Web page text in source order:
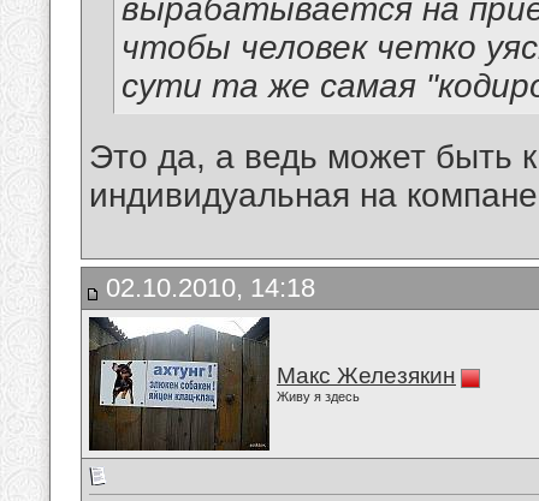
вырабатывается на
чтобы человек четко
сути та же самая
Это да, а ведь может быть
индивидуальная на
02.10.2010, 14:18
Макс Железякин
Живу я здесь